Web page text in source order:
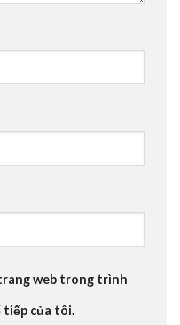
web trong trình
tiếp của tôi.